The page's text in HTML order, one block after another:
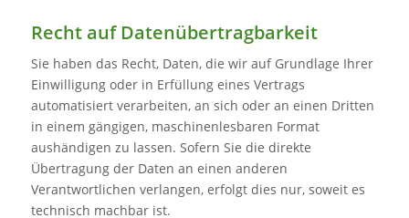
Recht auf Daten­übertrag­barkeit
Sie haben das Recht, Daten, die wir auf Grundlage Ihrer
Einwilligung oder in Erfüllung eines Vertrags
automatisiert verarbeiten, an sich oder an einen Dritten
in einem gängigen, maschinenlesbaren Format
aushändigen zu lassen. Sofern Sie die direkte
Übertragung der Daten an einen anderen
Verantwortlichen verlangen, erfolgt dies nur, soweit es
technisch machbar ist.